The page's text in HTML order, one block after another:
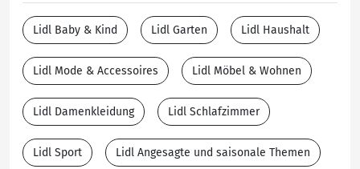
Lidl Baby & Kind Lidl Garten Lidl Haushalt
Lidl Mode & Accessoires Lidl Möbel & Wohnen
Lidl Damenkleidung Lidl Schlafzimmer
Lidl Sport Lidl Angesagte und saisonale Themen